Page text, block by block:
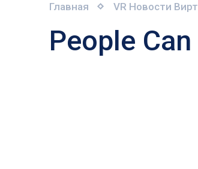
Главная VR Новости
People